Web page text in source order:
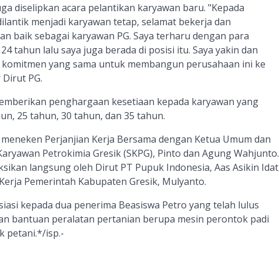
diselipkan acara pelantikan karyawan baru. "Kepada
menjadi karyawan tetap, selamat bekerja dan
baik sebagai karyawan PG. Saya terharu dengan para
tahun lalu saya juga berada di posisi itu. Saya yakin dan
yang sama untuk membangun perusahaan ini ke
PG.
penghargaan kesetiaan kepada karyawan yang
25 tahun, 30 tahun, dan 35 tahun.
Perjanjian Kerja Bersama dengan Ketua Umum dan
Petrokimia Gresik (SKPG), Pinto dan Agung Wahjunto.
langsung oleh Dirut PT Pupuk Indonesia, Aas Asikin Idat
Pemerintah Kabupaten Gresik, Mulyanto.
kepada dua penerima Beasiswa Petro yang telah lulus
bantuan peralatan pertanian berupa mesin perontok padi
petani.*/isp.-